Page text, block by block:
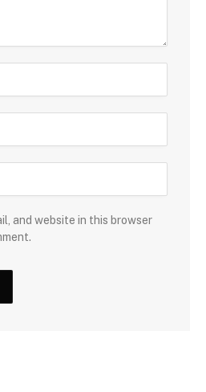
and website in this browser